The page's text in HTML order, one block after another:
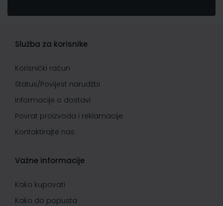
Služba za korisnike
Korisnički račun
Status/Povijest narudžbi
Informacije o dostavi
Povrat proizvoda i reklamacije
Kontaktirajte nas
Važne informacije
Kako kupovati
Kako do popusta